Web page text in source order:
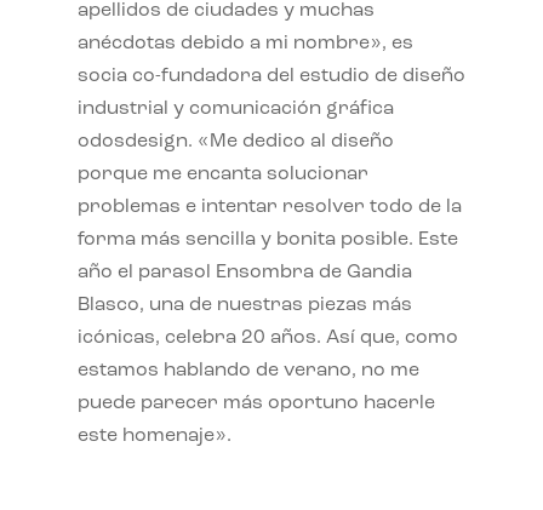
apellidos de ciudades y muchas
anécdotas debido a mi nombre», es
socia co-fundadora del estudio de diseño
industrial y comunicación gráfica
odosdesign. «Me dedico al diseño
porque me encanta solucionar
problemas e intentar resolver todo de la
forma más sencilla y bonita posible. Este
año el parasol Ensombra de Gandia
Blasco, una de nuestras piezas más
icónicas, celebra 20 años. Así que, como
estamos hablando de verano, no me
puede parecer más oportuno hacerle
este homenaje».